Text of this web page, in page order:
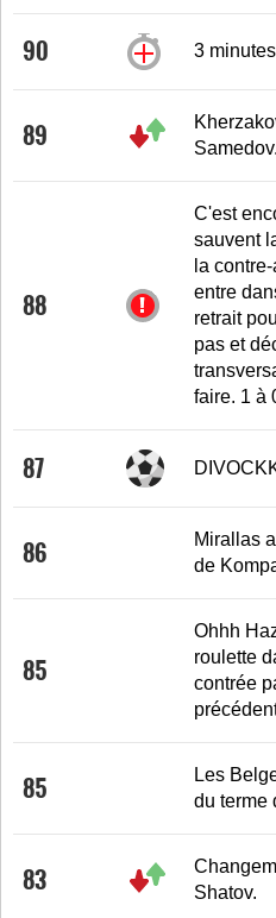
90 3
89
Samedov.
88
C'est
sauvent
la
entre
retrait
pas et
faire. 1 à
87
86
Mirallas
de
85
Ohhh
roulette
contrée
85
Les
du terme
83
Shatov.